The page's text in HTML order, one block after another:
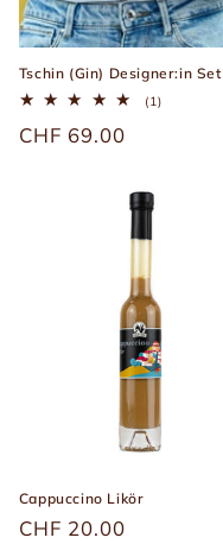
Tschin (Gin) Designer:in Set
(1)1
Üblicher
CHF 69.00
Cappuccino Likör
Üblicher
CHF 20.00